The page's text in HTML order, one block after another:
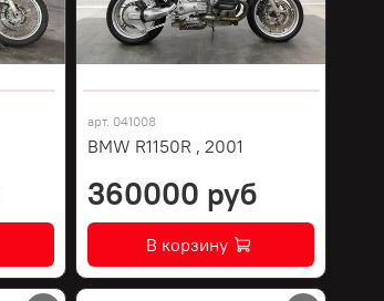
арт. 041008
BMW R1150R , 2001
360000 руб
В корзину